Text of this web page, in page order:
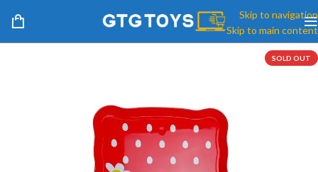
Skip to navigation
Skip to main content
SOLD OUT